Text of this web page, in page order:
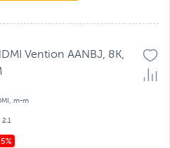
Vention AANBJ, 8K,
m-m
2.1